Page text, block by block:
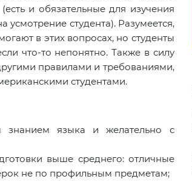
и обязательные для изучения
усмотрение студента). Разумеется,
в этих вопросах, но студенты
что-то непонятно. Также в силу
правилами и требованиями,
студентами.
знанием языка и желательно с
выше среднего: отличные
не по профильным предметам;